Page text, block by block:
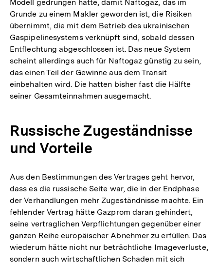
Modell gedrungen hatte, damit Naftogaz, das im
Grunde zu einem Makler geworden ist, die Risiken
übernimmt, die mit dem Betrieb des ukrainischen
Gaspipelinesystems verknüpft sind, sobald dessen
Entflechtung abgeschlossen ist. Das neue System
scheint allerdings auch für Naftogaz günstig zu sein,
das einen Teil der Gewinne aus dem Transit
einbehalten wird. Die hatten bisher fast die Hälfte
seiner Gesamteinnahmen ausgemacht.
Russische Zugeständnisse
und Vorteile
Aus den Bestimmungen des Vertrages geht hervor,
dass es die russische Seite war, die in der Endphase
der Verhandlungen mehr Zugeständnisse machte. Ein
fehlender Vertrag hätte Gazprom daran gehindert,
seine vertraglichen Verpflichtungen gegenüber einer
ganzen Reihe europäischer Abnehmer zu erfüllen. Das
wiederum hätte nicht nur beträchtliche Imageverluste,
sondern auch wirtschaftlichen Schaden mit sich